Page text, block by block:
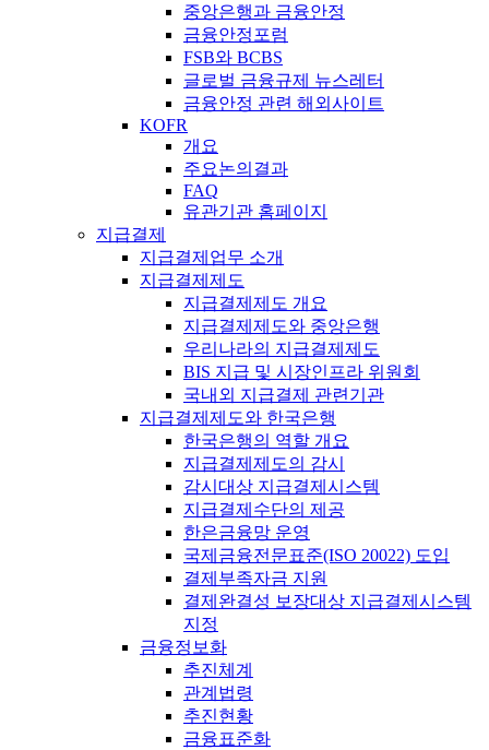
중앙은행과 금융안정
금융안정포럼
FSB와 BCBS
글로벌 금융규제 뉴스레터
금융안정 관련 해외사이트
KOFR
개요
주요논의결과
FAQ
유관기관 홈페이지
지급결제
지급결제업무 소개
지급결제제도
지급결제제도 개요
지급결제제도와 중앙은행
우리나라의 지급결제제도
BIS 지급 및 시장인프라 위원회
국내외 지급결제 관련기관
지급결제제도와 한국은행
한국은행의 역할 개요
지급결제제도의 감시
감시대상 지급결제시스템
지급결제수단의 제공
한은금융망 운영
국제금융전문표준(ISO 20022) 도입
결제부족자금 지원
결제완결성 보장대상 지급결제시스템
지정
금융정보화
추진체계
관계법령
추진현황
금융표준화